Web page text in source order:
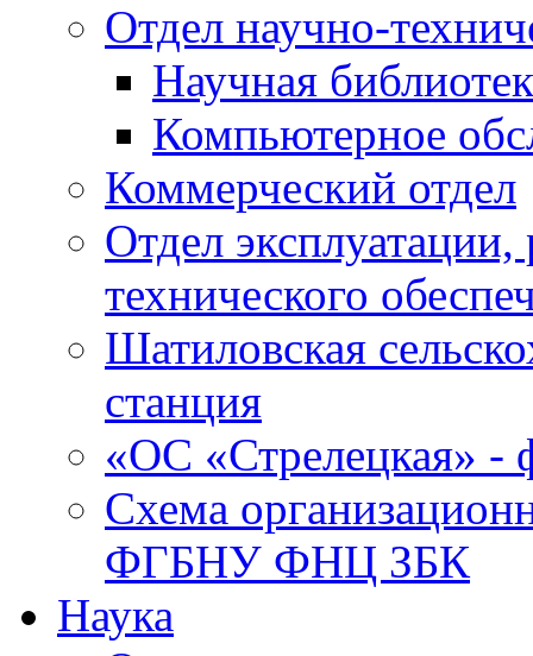
Отдел научно-
Научная
Компьютерное
Коммерческий отдел
Отдел
технического
Шатиловская
станция
«ОС «Стрелецкая»
Схема
ФГБНУ ФНЦ ЗБК
Наука